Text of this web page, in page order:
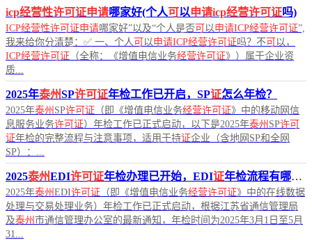
icp经营性许可证申请哪家好(个人可以申请icp经营许可证吗)
ICP经营性许可证申请哪家好”以及“个人是否 可 以 申请ICP经营许可证”,
我来给你分清楚：✅ 一、个人 可 以 申请ICP经营许可证 吗？不可 以，
ICP经营许可证 （全称：《增值电信业务经营许可证》）属于企业资
质...
2025年泰州SP许可证年检工作已开启，SP证怎么年检？
2025年泰州 SP许可证 （即《增值电信业务经营许可证》中的移动网信
息服务业务许可证）年检工作已正式启动，以下是2025年泰州 SP许可
证年检的完整流程与注意事项，适用于持证企业（含地网SP和全网
SP）：...
2025泰州EDI许可证年检办理已开始，EDI证年检流程有哪些？
2025年泰州 EDI许可证 （即《增值电信业务经营许可证》中的在线数据
处理与交易处理业务）年检工作已正式启动，根据江苏省通信管理局
及泰州 市通信管理办公室的最新通知，年检时间为2025年3月1日至5月
31...